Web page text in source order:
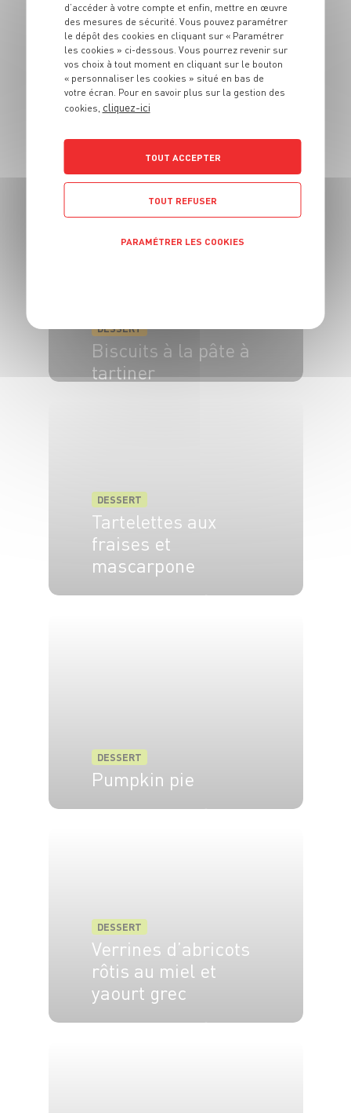
DESSERT
Fondant au
Chocolat
6 pers. 10 min 20 min
DESSERT
Biscuits à la pâte à
tartiner
DESSERT
Tartelettes aux
fraises et
mascarpone
DESSERT
Pumpkin pie
DESSERT
Verrines d’abricots
rôtis au miel et
yaourt grec
d’accéder à votre compte et enfin, mettre en œuvre
des mesures de sécurité. Vous pouvez paramétrer
le dépôt des cookies en cliquant sur « Paramétrer
les cookies » ci-dessous. Vous pourrez revenir sur
vos choix à tout moment en cliquant sur le bouton
« personnaliser les cookies » situé en bas de
votre écran. Pour en savoir plus sur la gestion des
cookies, cliquez-ici
TOUT ACCEPTER
TOUT REFUSER
PARAMÉTRER LES COOKIES